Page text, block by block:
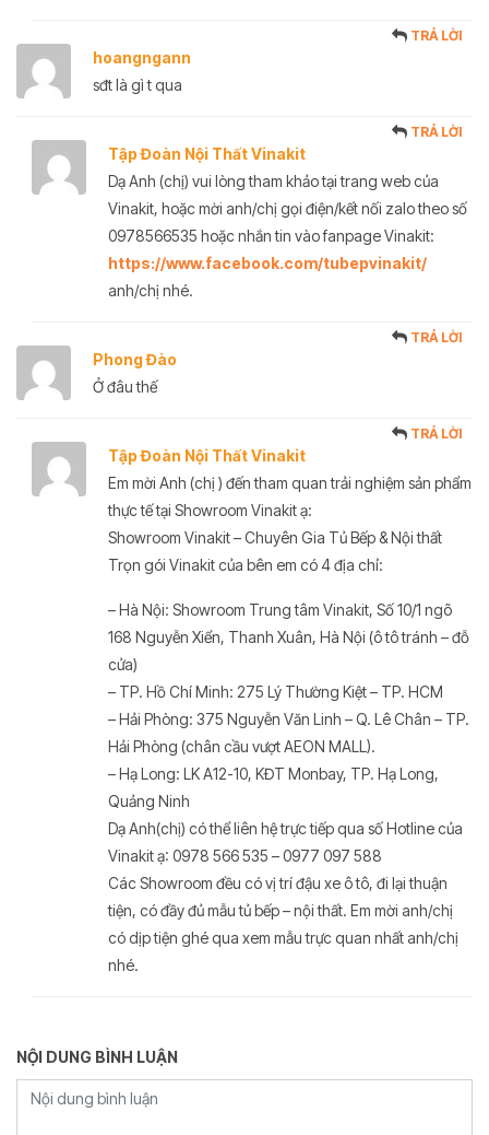
hoangngann
TRẢ LỜI
sđt là gì t qua
Tập Đoàn Nội Thất Vinakit
TRẢ LỜI
Dạ Anh (chị) vui lòng tham khảo tại trang web của
Vinakit, hoặc mời anh/chị gọi điện/kết nối zalo theo số
0978566535 hoặc nhắn tin vào fanpage Vinakit:
https://www.facebook.com/tubepvinakit/
anh/chị nhé.
Phong Đào
TRẢ LỜI
Ở đâu thế
Tập Đoàn Nội Thất Vinakit
TRẢ LỜI
Em mời Anh (chị ) đến tham quan trải nghiệm sản phẩm
thực tế tại Showroom Vinakit ạ:
Showroom Vinakit – Chuyên Gia Tủ Bếp & Nội thất
Trọn gói Vinakit của bên em có 4 địa chỉ:
– Hà Nội: Showroom Trung tâm Vinakit, Số 10/1 ngõ
168 Nguyễn Xiển, Thanh Xuân, Hà Nội (ô tô tránh – đỗ
cửa)
– TP. Hồ Chí Minh: 275 Lý Thường Kiệt – TP. HCM
– Hải Phòng: 375 Nguyễn Văn Linh – Q. Lê Chân – TP.
Hải Phòng (chân cầu vượt AEON MALL).
– Hạ Long: LK A12-10, KĐT Monbay, TP. Hạ Long,
Quảng Ninh
Dạ Anh(chị) có thể liên hệ trực tiếp qua số Hotline của
Vinakit ạ: 0978 566 535 – 0977 097 588
Các Showroom đều có vị trí đậu xe ô tô, đi lại thuận
tiện, có đầy đủ mẫu tủ bếp – nội thất. Em mời anh/chị
có dịp tiện ghé qua xem mẫu trực quan nhất anh/chị
nhé.
NỘI DUNG BÌNH LUẬN